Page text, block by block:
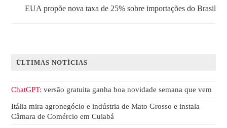
EUA propõe nova taxa de 25% sobre importações do Brasil
ÚLTIMAS NOTÍCIAS
ChatGPT: versão gratuita ganha boa novidade semana que vem
Itália mira agronegócio e indústria de Mato Grosso e instala
Câmara de Comércio em Cuiabá